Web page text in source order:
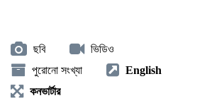
ছবি
ভিডিও
পুরোনো সংখ্যা
English
কনভার্টার